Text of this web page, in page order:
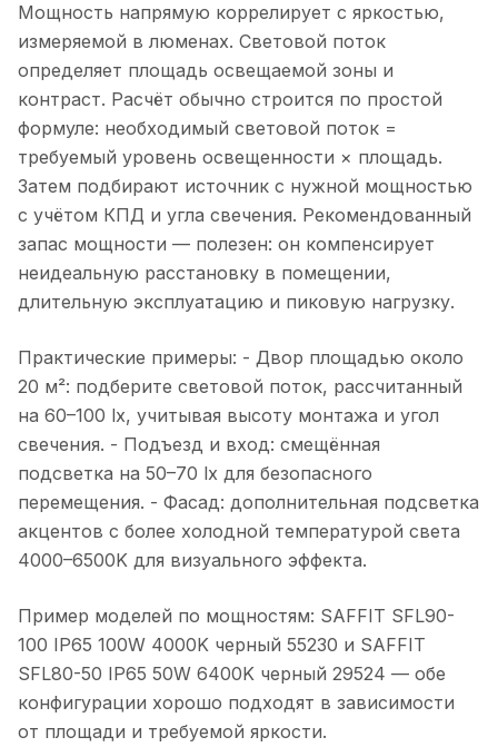
Мощность напрямую коррелирует с яркостью,
измеряемой в люменах. Световой поток
определяет площадь освещаемой зоны и
контраст. Расчёт обычно строится по простой
формуле: необходимый световой поток =
требуемый уровень освещенности × площадь.
Затем подбирают источник с нужной мощностью
с учётом КПД и угла свечения. Рекомендованный
запас мощности — полезен: он компенсирует
неидеальную расстановку в помещении,
длительную эксплуатацию и пиковую нагрузку.
Практические примеры: - Двор площадью около
20 м²: подберите световой поток, рассчитанный
на 60–100 lx, учитывая высоту монтажа и угол
свечения. - Подъезд и вход: смещённая
подсветка на 50–70 lx для безопасного
перемещения. - Фасад: дополнительная подсветка
акцентов с более холодной температурой света
4000–6500K для визуального эффекта.
Пример моделей по мощностям: SAFFIT SFL90-
100 IP65 100W 4000K черный 55230 и SAFFIT
SFL80-50 IP65 50W 6400K черный 29524 — обе
конфигурации хорошо подходят в зависимости
от площади и требуемой яркости.